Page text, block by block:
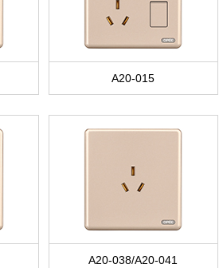
A20-015
A20-038/A20-041